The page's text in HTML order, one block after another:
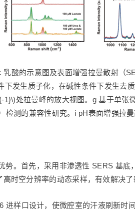
酸的示意图及表面增强拉曼散射（
发生质子化，在碱性条件下发生去
处拉曼峰的放大视图。g 基于单张
测的兼容性研究。i pH表面增强拉
。首先，采用非渗透性 SERS 基
时空分辨率的动态采样，有效解决了
样口设计，使微腔室的汗液刷新时